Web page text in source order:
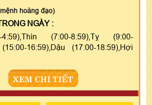
hoàng đạo)
NGÀY :
(7:00-8:59),Tỵ (9:00-
16:59),Dậu (17:00-18:59),Hợi
XEM CHI TIẾT